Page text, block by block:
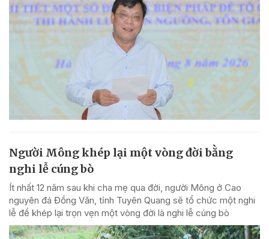
Người Mông khép lại một vòng đời bằng
nghi lễ cúng bò
Ít nhất 12 năm sau khi cha mẹ qua đời, người Mông ở Cao
nguyên đá Đồng Văn, tỉnh Tuyên Quang sẽ tổ chức một nghi
lễ để khép lại trọn vẹn một vòng đời là nghi lễ cúng bò